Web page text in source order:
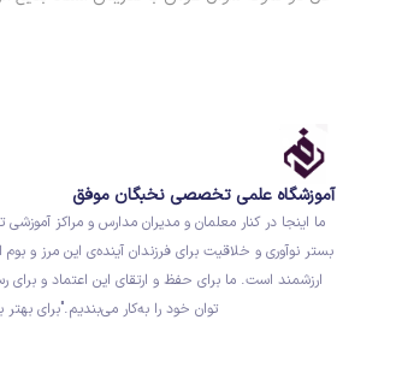
آموزشگاه علمی تخصصی نخبگان موفق
ما اینجا در کنار معلمان و مدیران مدارس و مراکز
بستر نوآوری و خلاقیت برای فرزندان آینده‌ی این مرز و بوم
ارزشمند است. ما برای حفظ و ارتقای این اعتماد و برای
توان خود را به‌کار می‌بندیم."برای